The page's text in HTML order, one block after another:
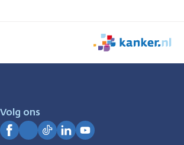
We
zijn
Volg ons